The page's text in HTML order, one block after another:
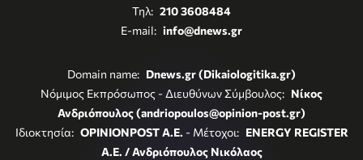
Τηλ: 210 3608484
E-mail: info@dnews.gr
Domain name: Dnews.gr (Dikaiologitika.gr)
Νόμιμος Εκπρόσωπος - Διευθύνων Σύμβουλος: Νίκος
Ανδριόπουλος (andriopoulos@opinion-post.gr)
Ιδιοκτησία: OPINIONPOST A.E. - Μέτοχοι: ENERGY REGISTER
Α.Ε. / Ανδριόπουλος Νικόλαος